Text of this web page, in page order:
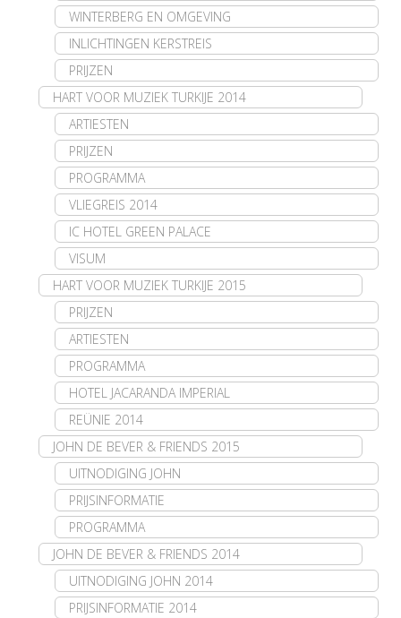
WINTERBERG EN OMGEVING
INLICHTINGEN KERSTREIS
PRIJZEN
HART VOOR MUZIEK TURKIJE 2014
ARTIESTEN
PRIJZEN
PROGRAMMA
VLIEGREIS 2014
IC HOTEL GREEN PALACE
VISUM
HART VOOR MUZIEK TURKIJE 2015
PRIJZEN
ARTIESTEN
PROGRAMMA
HOTEL JACARANDA IMPERIAL
REÜNIE 2014
JOHN DE BEVER & FRIENDS 2015
UITNODIGING JOHN
PRIJSINFORMATIE
PROGRAMMA
JOHN DE BEVER & FRIENDS 2014
UITNODIGING JOHN 2014
PRIJSINFORMATIE 2014